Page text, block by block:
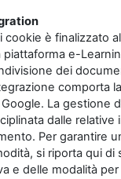
cookie è finalizzato
piattaforma e-
dei
comporta
La gestione
dalle relative
Per garantire
si riporta qui di
e delle modalità